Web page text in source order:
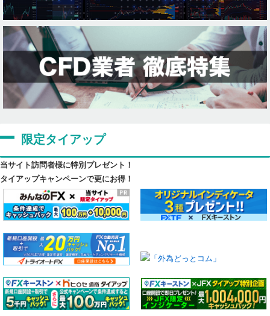
限定タイアップ
当サイト訪問者様に特別プレゼント！
タイアップキャンペーンで更にお得！